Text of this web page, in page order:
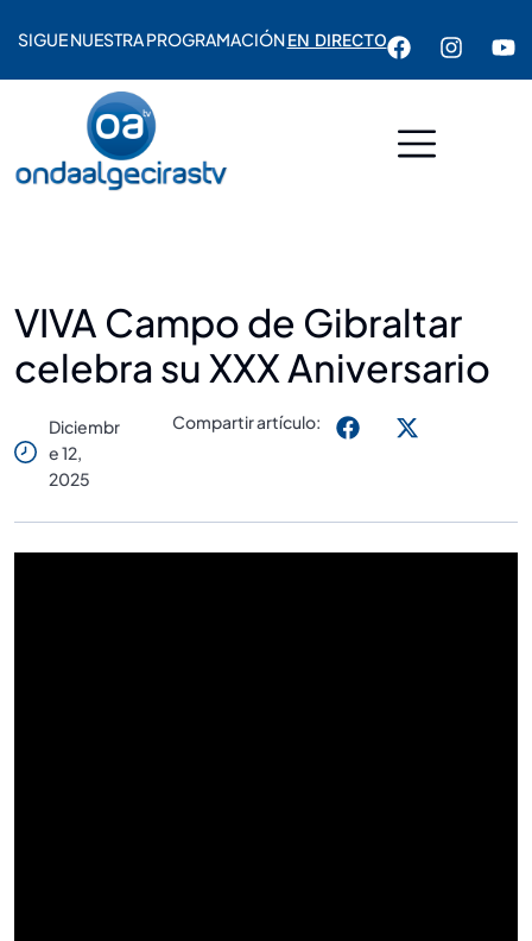
SIGUE NUESTRA PROGRAMACIÓNEN DIRECTO
VIVA Campo de Gibraltar
celebra su XXX Aniversario
Diciembr
E 12,
2025
Compartir artículo: